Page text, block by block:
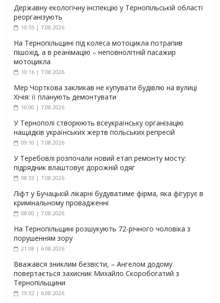
Державну екологічну інспекцію у Тернопільській області
реорганізують
10:55 | 7.08.2026
На Тернопільщині під колеса мотоцикла потрапив
пішохід, а в реанімацію – неповнолітній пасажир
мотоцикла
10:16 | 7.08.2026
Мер Чорткова закликав не купувати будівлю на вулиці
Хічія: її планують демонтувати
10:00 | 7.08.2026
У Тернополі створюють всеукраїнську організацію
нащадків українських жертв польських репресій
09:10 | 7.08.2026
У Теребовлі розпочали новий етап ремонту мосту:
підрядник влаштовує дорожній одяг
08:33 | 7.08.2026
Ліфт у Бучацькій лікарні будуватиме фірма, яка фігурує в
кримінальному провадженні
08:00 | 7.08.2026
На Тернопільщині розшукують 72-річного чоловіка з
порушенням зору
21:08 | 6.08.2026
Вважався зниклим безвісти, – Ангелом додому
повертається захисник Михайло Скоробогатий з
Тернопільщини
19:32 | 6.08.2026